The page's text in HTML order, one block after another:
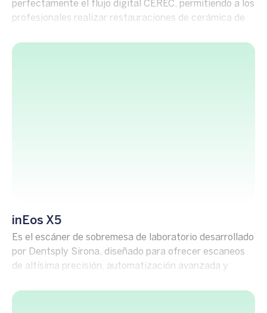
perfectamente el flujo digital CEREC, permitiendo a los
profesionales realizar restauraciones de cerámica de
tecnología avanzada, CEREC SpeedFire ofrece
inEos X5
Es el escáner de sobremesa de laboratorio desarrollado
por Dentsply Sirona, diseñado para ofrecer escaneos
de altísima precisión, automatización avanzada y
laboratorios que buscan precisión absoluta y eficiencia